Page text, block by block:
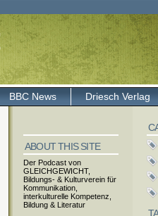
Driesch Verlag
BBC News
ABOUT THIS SITE
Der Podcast von
GLEICHGEWICHT,
Bildungs- & Kulturverein für
Kommunikation,
interkulturelle Kompetenz,
Bildung & Literatur